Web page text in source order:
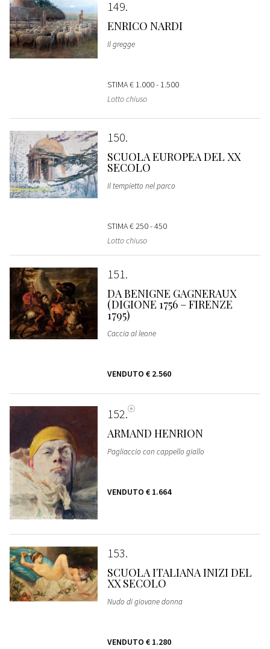
149
ENRICO NARDI
Il gregge
STIMA€ 1.000 - 1.500
Lotto chiuso
150
SCUOLA EUROPEA DEL XX
SECOLO
Il tempietto nel parco
STIMA€ 250 - 450
Lotto chiuso
151
DA BENIGNE GAGNERAUX
(DIGIONE 1756 – FIRENZE
1795)
Caccia al leone
VENDUTO € 2.560
152
ARMAND HENRION
Pagliaccio con cappello giallo
VENDUTO € 1.664
153
SCUOLA ITALIANA INIZI DEL
XX SECOLO
Nudo di giovane donna
VENDUTO € 1.280